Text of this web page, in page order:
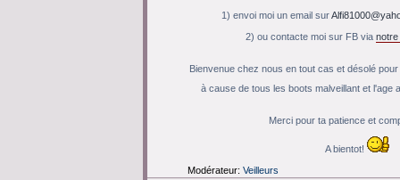
1) envoi moi un email sur
2) ou contacte moi sur FB via notre
Bienvenue chez nous en tout cas et désolé
à cause de tous les boots malveillant et l'age
Merci pour ta patience et
A bientot!
Modérateur: Veilleurs